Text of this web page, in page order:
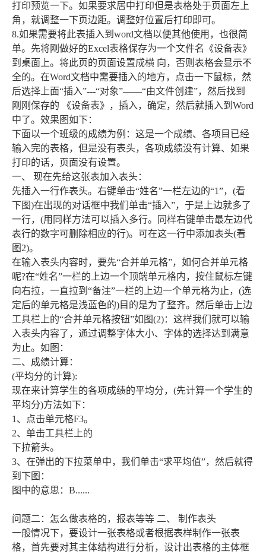
打印预览一下。如果要求居中打印但是表格处于页面左上
角，就调整一下页边距。调整好位置后打印即可。
8.如果需要将此表插入到word文档以便其他使用，也很简
单。先将刚做好的Excel表格保存为一个文件名《设备表》
到桌面上。将此页的页面设置成横 向，否则表格会显示不
全的。在Word文档中需要插入的地方，点击一下鼠标，然
后选择上面“插入”---“对象”――“由文件创建”，然后找到
刚刚保存的 《设备表》，插入，确定，然后就插入到Word
中了。效果图如下：
下面以一个班级的成绩为例：这是一个成绩、各项目已经
输入完的表格，但是没有表头，各项成绩没有计算、如果
打印的话，页面没有设置。
一、 现在先给这张表加入表头：
先插入一行作表头。右键单击“姓名”一栏左边的“1”，(看
下图)在出现的对话框中我们单击“插入”，于是上边就多了
一行，(用同样方法可以插入多行。同样右键单击最左边代
表行的数字可删除相应的行)。可在这一行中添加表头(看
图2)。
在输入表头内容时，要先“合并单元格”，如何合并单元格
呢?在“姓名”一栏的上边一个顶端单元格内，按住鼠标左键
向右拉，一直拉到“备注”一栏的上边一个单元格为止，(选
定后的单元格是浅蓝色的)目的是为了整齐。然后单击上边
工具栏上的“合并单元格按钮”如图(2)：这样我们就可以输
入表头内容了，通过调整字体大小、字体的选择达到满意
为止。如图：
二、成绩计算：
(平均分的计算):
现在来计算学生的各项成绩的平均分，(先计算一个学生的
平均分)方法如下：
1、点击单元格F3。
2、单击工具栏上的
下拉箭头。
3、在弹出的下拉菜单中，我们单击“求平均值”，然后就得
到下图：
图中的意思：B......
问题二：怎么做表格的，报表等等 二、 制作表头
一般情况下，要设计一张表格或者根据表样制作一张表
格，首先要对其主体结构进行分析，设计出表格的主体框